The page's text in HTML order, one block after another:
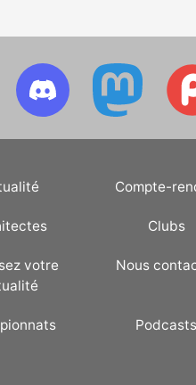
Compte-
Clubs
votre
Nous
Podcasts